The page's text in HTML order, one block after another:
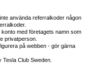
använda referralkoder någon
med företagets namn som
privatperson.
på webben - gör gärna
Club Sweden.